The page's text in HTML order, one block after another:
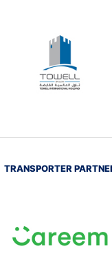
TRANSPORTER